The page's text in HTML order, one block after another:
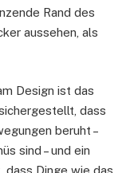
Rand des
aussehen, als
Design ist das
dass
beruht –
sind – und ein
dass Dinge wie das